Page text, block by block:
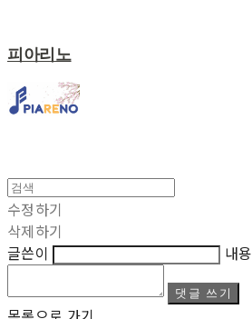
피아리노
수정하기
삭제하기
글쓴이
내용
댓글 쓰기